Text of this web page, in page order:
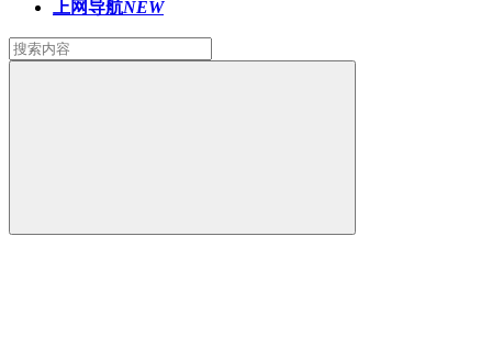
上网导航NEW